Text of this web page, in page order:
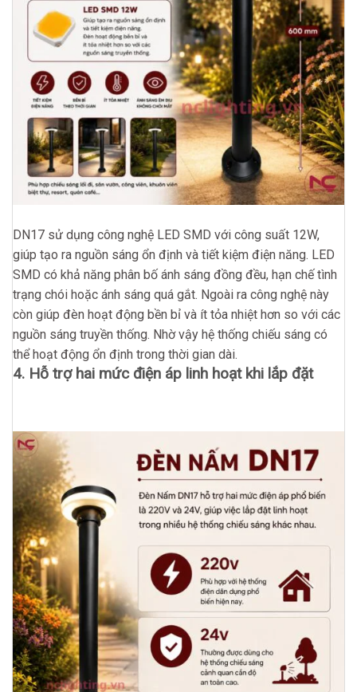
DN17 sử dụng công nghệ LED SMD với công suất 12W,
giúp tạo ra nguồn sáng ổn định và tiết kiệm điện năng. LED
SMD có khả năng phân bố ánh sáng đồng đều, hạn chế tình
trạng chói hoặc ánh sáng quá gắt. Ngoài ra công nghệ này
còn giúp đèn hoạt động bền bỉ và ít tỏa nhiệt hơn so với các
nguồn sáng truyền thống. Nhờ vậy hệ thống chiếu sáng có
thể hoạt động ổn định trong thời gian dài.
4. Hỗ trợ hai mức điện áp linh hoạt khi lắp đặt